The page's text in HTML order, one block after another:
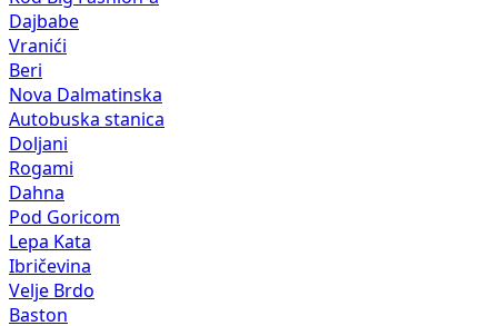
Dajbabe
Vranići
Beri
Nova Dalmatinska
Autobuska stanica
Doljani
Rogami
Dahna
Pod Goricom
Lepa Kata
Ibričevina
Velje Brdo
Baston